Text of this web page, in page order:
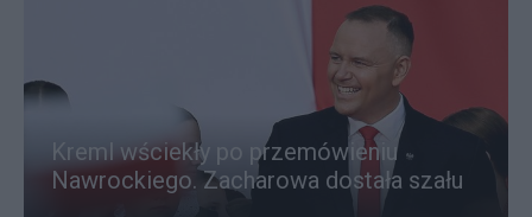
Kreml wściekły po przemówieniu
Nawrockiego. Zacharowa dostała szału